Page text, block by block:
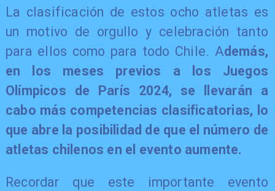
La clasificación de estos ocho atletas es
un motivo de orgullo y celebración tanto
para ellos como para todo Chile. Además,
en los meses previos a los Juegos
Olímpicos de París 2024, se llevarán a
cabo más competencias clasificatorias, lo
que abre la posibilidad de que el número de
atletas chilenos en el evento aumente.
Recordar que este importante evento